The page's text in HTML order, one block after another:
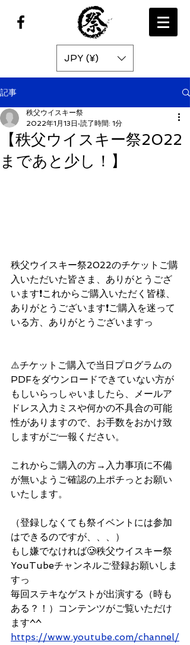
JPY (¥)
記事
【秩父ウイスキー祭2022
まであと少し！】
秩父ウイスキー祭
2022年1月13日 読了時間: 1分
秩父ウイスキー祭2022のチケットご購
入いただいた皆さま、ありがとうござ
います❗️これからご購入いただく皆様、
ありがとうございます❗️ご購入を迷って
いる方、ありがとうございますっ
⚠️チケットご購入で当日プログラムの
PDFをダウンロードできていない方が
もしいらっしゃいましたら、メールア
ドレス入力ミスや何かの不具合の可能
性がありますので、お手数をおかけ致
しますがご一報ください。
これからご購入の方→入力事項に不備
が無いようご確認の上ポチっとお願い
いたします。
（登録しなくても祭イベントには参加
はできるのですが、、、）
もし嫌でなければ🥲秩父ウイスキー祭
YouTubeチャンネルご登録お願いしま
すっ
毎回ステキなゲストが出演する（時も
ある？！）コンテンツがご覧いただけ
ます^^
https://www.youtube.com/channel/